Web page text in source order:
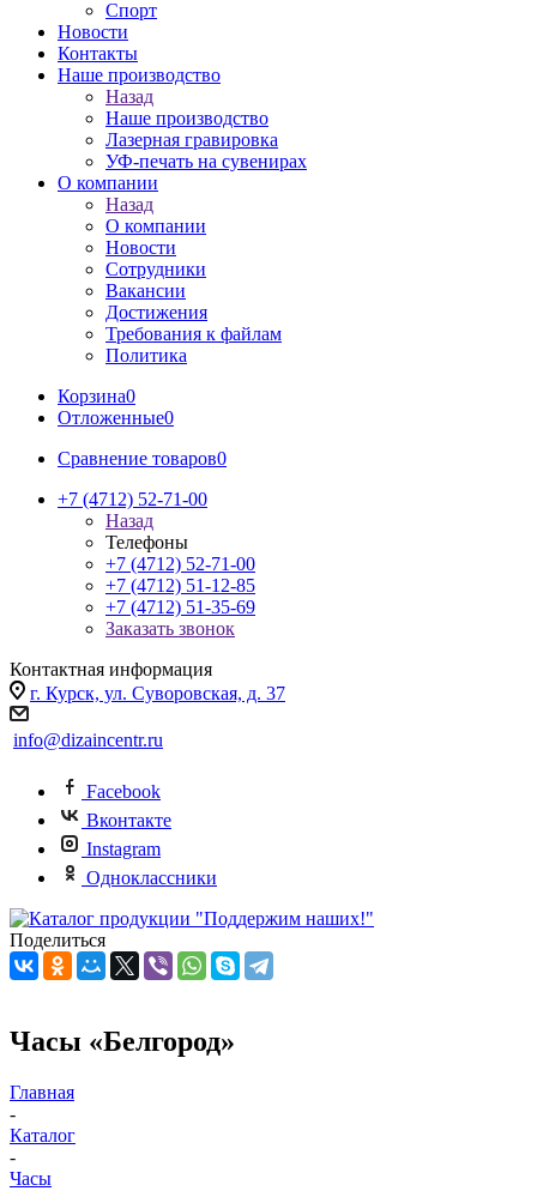
Спорт
Новости
Контакты
Наше производство
Назад
Наше производство
Лазерная гравировка
УФ-печать на сувенирах
О компании
Назад
О компании
Новости
Сотрудники
Вакансии
Достижения
Требования к файлам
Политика
Корзина0
Отложенные0
Сравнение товаров0
+7 (4712) 52-71-00
Назад
Телефоны
+7 (4712) 52-71-00
+7 (4712) 51-12-85
+7 (4712) 51-35-69
Заказать звонок
Контактная информация
г. Курск, ул. Суворовская, д. 37
info@dizaincentr.ru
Facebook
Вконтакте
Instagram
Одноклассники
Поделиться
Чaсы «Белгород»
Главная
-
Каталог
-
Часы